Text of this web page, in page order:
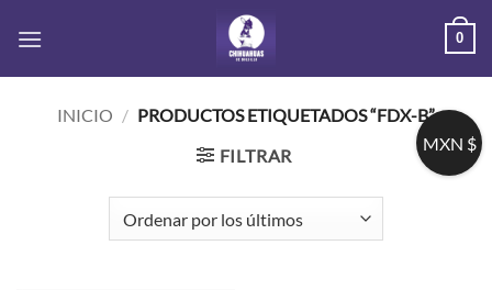
0
INICIO / PRODUCTOS ETIQUETADOS “FDX-B”
FILTRAR
MXN $